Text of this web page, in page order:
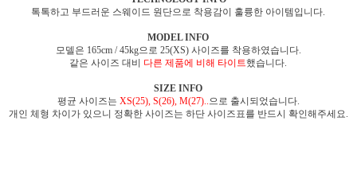
톡톡하고 부드러운 스웨이드 원단으로 착용감이 훌륭한 아이템입니다.
MODEL INFO
모델은 165cm / 45kg으로 25(XS) 사이즈를 착용하였습니다.
같은 사이즈 대비 다른 제품에 비해 타이트했습니다.
SIZE INFO
평균 사이즈는 XS(25), S(26), M(27)..으로 출시되었습니다.
개인 체형 차이가 있으니 정확한 사이즈는 하단 사이즈표를 반드시 확인해주세요.